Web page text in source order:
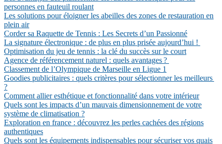
personnes en fauteuil roulant
Les solutions pour éloigner les abeilles des zones de restauration en
plein air
Corder sa Raquette de Tennis : Les Secrets d’un Passionné
La signature électronique : de plus en plus prisée aujourd’hui !
Optimisation du jeu de tennis : la clé du succès sur le court
Agence de référencement naturel : quels avantages ?
Classement de l’Olympique de Marseille en Ligue 1
Goodies publicitaires : quels critères pour sélectionner les meilleurs
?
Comment allier esthétique et fonctionnalité dans votre intérieur
Quels sont les impacts d’un mauvais dimensionnement de votre
système de climatisation ?
Exploration en france : découvrez les perles cachées des régions
authentiques
Quels sont les équipements indispensables pour sécuriser vos quais